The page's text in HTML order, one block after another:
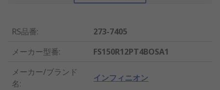
RS品番:
273-7405
メーカー型番:
FS150R12PT4BOSA1
メーカー/ブランド
名:
インフィニオン